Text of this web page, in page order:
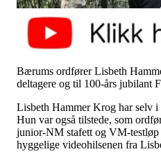
Bærums ordfører Lisbeth
deltagere og til 100-års jubilant
Lisbeth Hammer Krog har selv
Hun var også tilstede, som
junior-NM stafett og VM-
hyggelige videohilsenen fra